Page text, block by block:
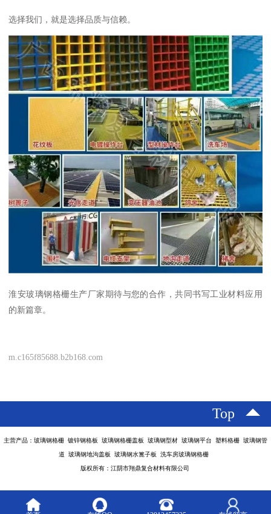
选择我们，就是选择品质与信赖。
淮安玻璃钢格栅生产厂家期待与您的合作，共同书写工业材料应用
的新篇章。
m.c165f85688.b2b168.com
Top
主营产品：玻璃钢格栅 镀锌钢格板 玻璃钢格栅盖板 玻璃钢型材 玻璃钢平台 塑料格栅 玻璃钢管
道 玻璃钢地沟盖板 玻璃钢水篦子板 洗车房玻璃钢格栅
版权所有：江阴市翔鼎复合材料有限公司